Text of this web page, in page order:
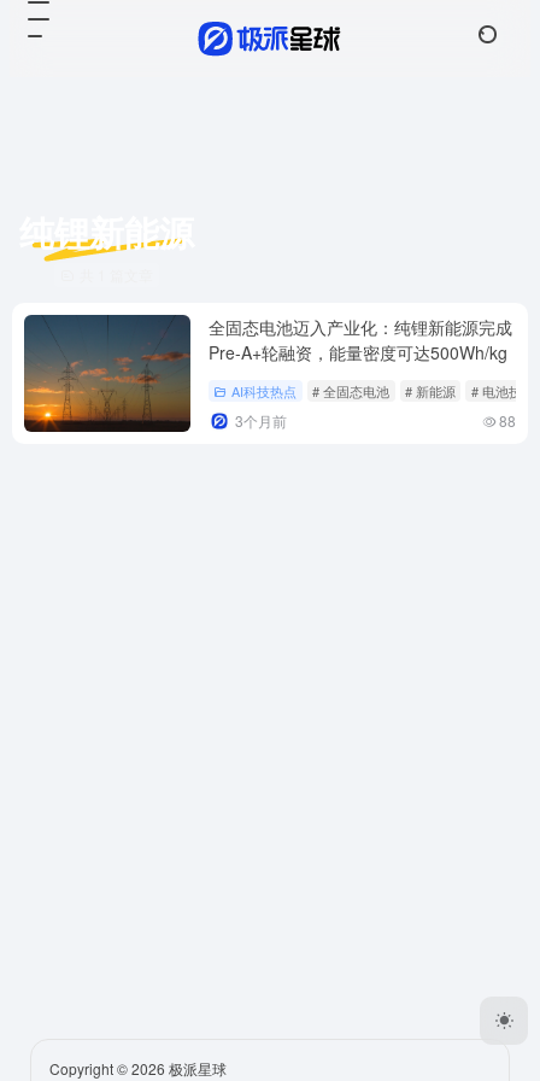
纯锂新能源
全固态电池迈入产业化：纯锂新能源完成
Pre-A+轮融资，能量密度可达500Wh/kg
AI科技热点 # 全固态电池 # 新能源 # 电池技术
3个月前 88
Copyright © 2026 极派星球